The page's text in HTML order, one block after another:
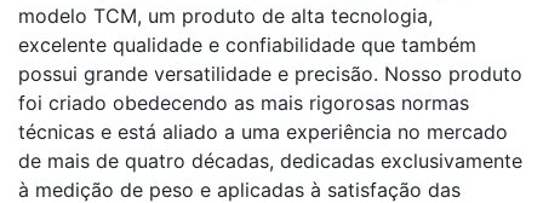
modelo TCM, um produto de alta tecnologia,
excelente qualidade e confiabilidade que também
possui grande versatilidade e precisão. Nosso produto
foi criado obedecendo as mais rigorosas normas
técnicas e está aliado a uma experiência no mercado
de mais de quatro décadas, dedicadas exclusivamente
à medição de peso e aplicadas à satisfação das